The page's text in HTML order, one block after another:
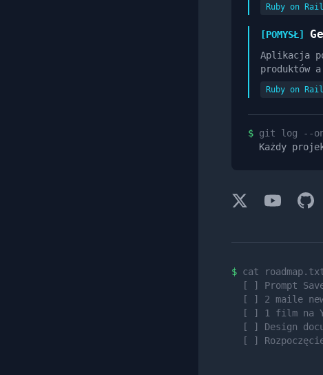
Ruby on
[POMYSŁ]
Aplikacja
produktów
Ruby on
$ git log --
Każdy
$ cat
[ ] Prompt
[ ] 2 maile
[ ] 1 film na
[ ] Design
[ ]